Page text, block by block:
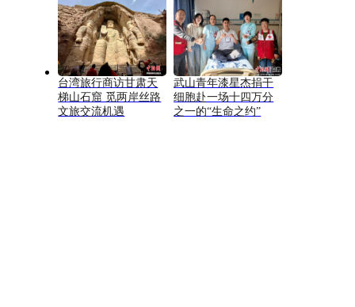
台湾旅行商访甘肃天
梯山石窟 觅两岸丝路
文旅交流机遇
武山青年漆星杰捐干
细胞赴一场十四万分
之一的“生命之约”